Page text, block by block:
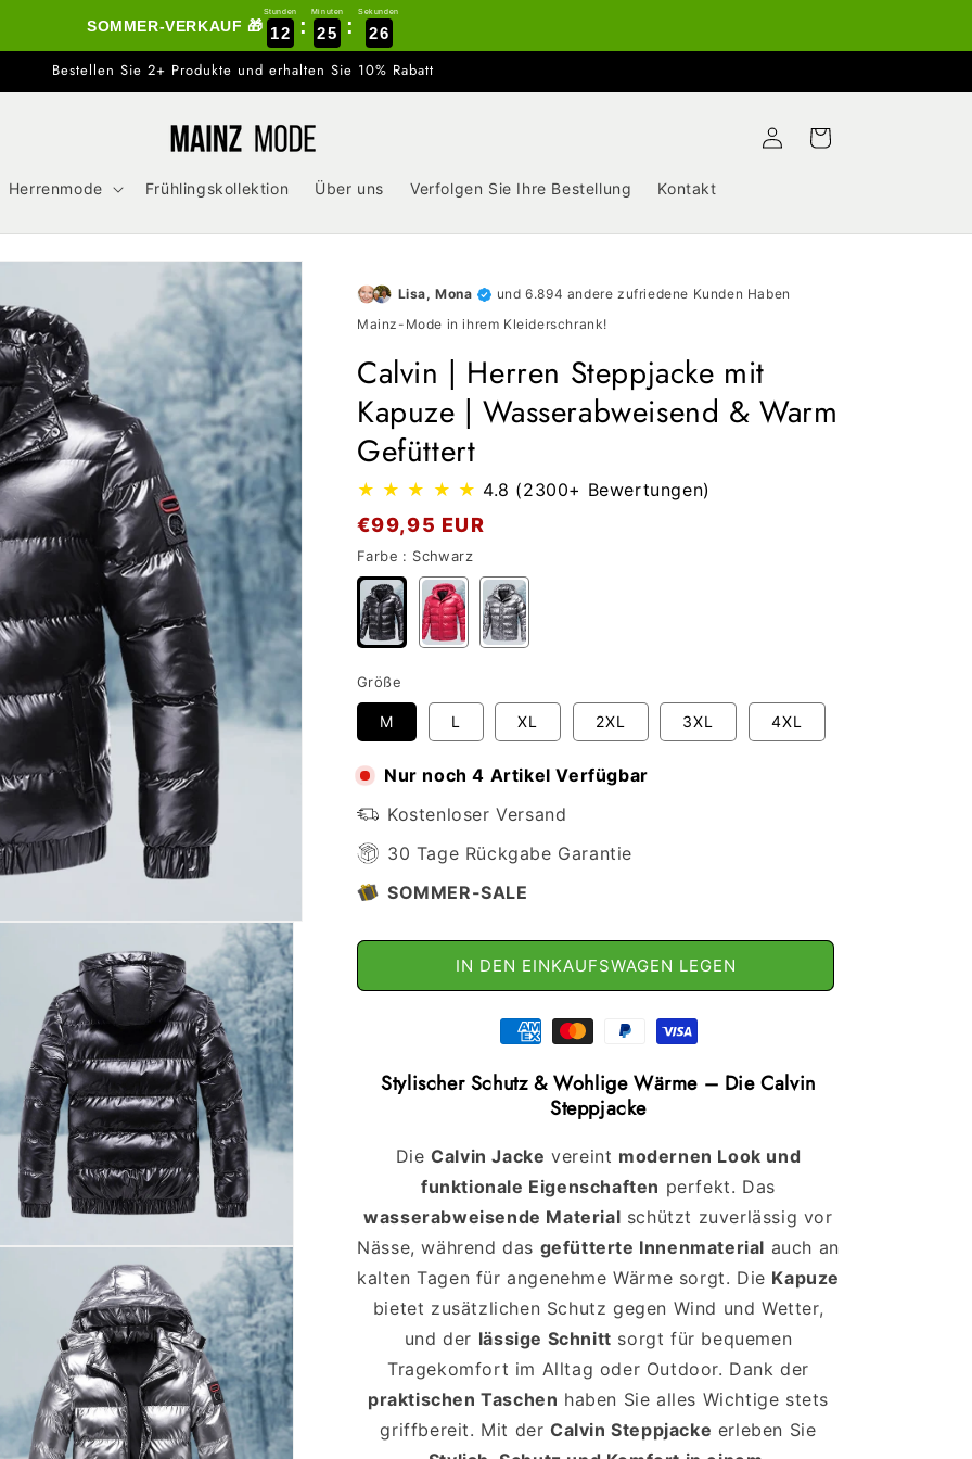
SOMMER-VERKAUF 🎁
Stunden
12 :
Minuten
25 :
Sekunden
24
Bestellen Sie 2+ Produkte und erhalten Sie 10% Rabatt
Herrenmode Frühlingskollektion Über uns Verfolgen Sie Ihre Bestellung Kontakt
EinloggenWarenkorb
Lisa, Mona
und 6.894 andere zufriedene Kunden Haben
Mainz-Mode in ihrem Kleiderschrank!
Calvin | Herren Steppjacke mit
Kapuze | Wasserabweisend & Warm
Gefüttert
★ ★ ★ ★ ★ 4.8 (2300+ Bewertungen)
Normaler
Preis
€99,95 EUR
Farbe : Schwarz
Größe
M L XL 2XL 3XL 4XL
Nur noch 4 Artikel Verfügbar
Kostenloser Versand
30 Tage Rückgabe Garantie
SOMMER-SALE
IN DEN EINKAUFSWAGEN LEGEN
Stylischer Schutz & Wohlige Wärme – Die Calvin
Steppjacke
DieCalvin Jacke vereint modernen Look und
funktionale Eigenschaften perfekt. Das
wasserabweisende Material schützt zuverlässig vor
Nässe, während das gefütterte Innenmaterial auch an
kalten Tagen für angenehme Wärme sorgt. Die Kapuze
bietet zusätzlichen Schutz gegen Wind und Wetter,
und der lässige Schnitt sorgt für bequemen
Tragekomfort im Alltag oder Outdoor. Dank der
praktischen Taschen haben Sie alles Wichtige stets
griffbereit. Mit derCalvin Steppjacke erleben Sie